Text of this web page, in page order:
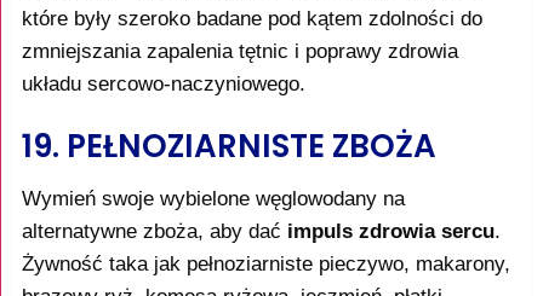
które były szeroko badane pod kątem zdolności do
zmniejszania zapalenia tętnic i poprawy zdrowia
układu sercowo-naczyniowego.
19. PEŁNOZIARNISTE ZBOŻA
Wymień swoje wybielone węglowodany na
alternatywne zboża, aby dać impuls zdrowia sercu.
Żywność taka jak pełnoziarniste pieczywo, makarony,